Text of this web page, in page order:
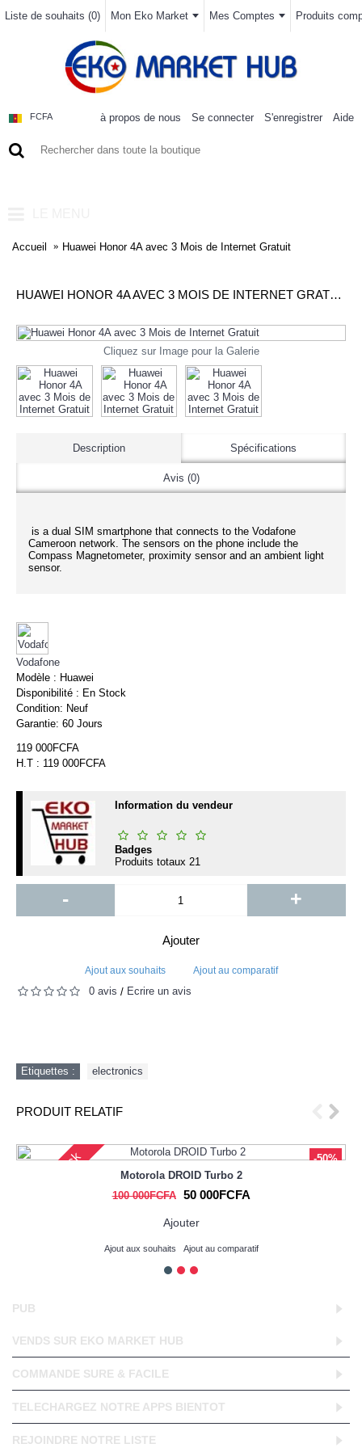
Liste de souhaits (0) Mon Eko Market Mes Comptes Produits
FCFA à propos de nous Se connecter S'enregistrer Aide
Accueil Huawei Honor 4A avec 3 Mois de Internet Gratuit
HUAWEI HONOR 4A AVEC 3 MOIS DE INTERNET GRATUIT
Cliquez sur Image pour la Galerie
Description Spécifications
Avis (0)
is a dual SIM smartphone that connects to the Vodafone
Cameroon network. The sensors on the phone include the
Compass Magnetometer, proximity sensor and an ambient light
sensor.
Vodafone
Modèle : Huawei
Disponibilité : En Stock
Condition: Neuf
Garantie: 60 Jours
119 000FCFA
H.T : 119 000FCFA
Information du vendeur
Badges
Produits totaux 21
- +
Ajouter
Ajout aux souhaits Ajout au comparatif
0 avis / Écrire un avis
Etiquettes : electronics
PRODUIT RELATIF
-50%
Out Of Stock
Motorola DROID Turbo 2
100 000FCFA
50 000FCFA
Ajouter
Ajout aux souhaits Ajout au comparatif
PUB
VENDS SUR EKO MARKET HUB
COMMANDE SURE & FACILE
TELECHARGEZ NOTRE APPS BIENTOT
REJOINDRE NOTRE LISTE